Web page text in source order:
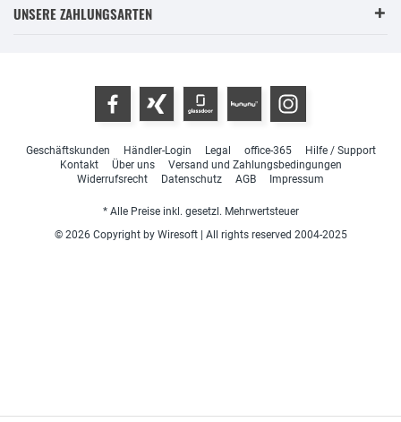
UNSERE ZAHLUNGSARTEN
Geschäftskunden Händler-Login Legal office-365
Hilfe / Support
Kontakt
Über uns
Versand und Zahlungsbedingungen
Widerrufsrecht
Datenschutz AGB Impressum
* Alle Preise inkl. gesetzl. Mehrwertsteuer
© 2026 Copyright by Wiresoft | All rights reserved 2004-2025